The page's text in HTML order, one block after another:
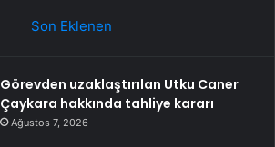
Son Eklenen
Görevden uzaklaştırılan Utku Caner
Çaykara hakkında tahliye kararı
Ağustos 7, 2026